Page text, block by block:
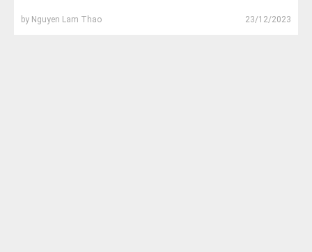
by Nguyen Lam Thao 23/12/2023